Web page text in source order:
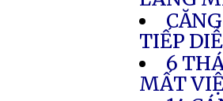
TIẾP
6
MẤT